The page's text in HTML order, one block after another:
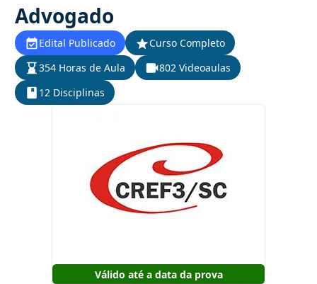
Advogado
Edital Publicado
Curso Completo
354 Horas de Aula
802 Videoaulas
12 Disciplinas
Válido até a data da prova